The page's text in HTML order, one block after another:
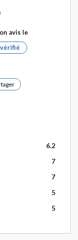
avis le
6.2
7
7
5
5